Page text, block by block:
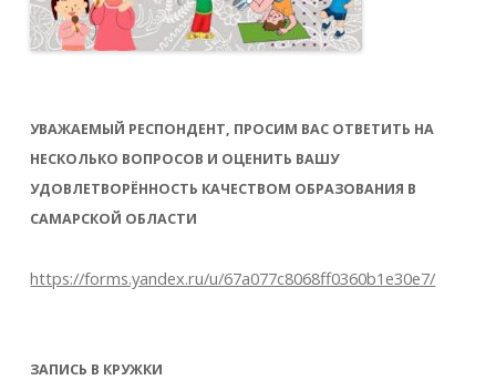
УВАЖАЕМЫЙ РЕСПОНДЕНТ, ПРОСИМ ВАС ОТВЕТИТЬ НА
НЕСКОЛЬКО ВОПРОСОВ И ОЦЕНИТЬ ВАШУ
УДОВЛЕТВОРЁННОСТЬ КАЧЕСТВОМ ОБРАЗОВАНИЯ В
САМАРСКОЙ ОБЛАСТИ
https://forms.yandex.ru/u/67a077c8068ff0360b1e30e7/
ЗАПИСЬ В КРУЖКИ